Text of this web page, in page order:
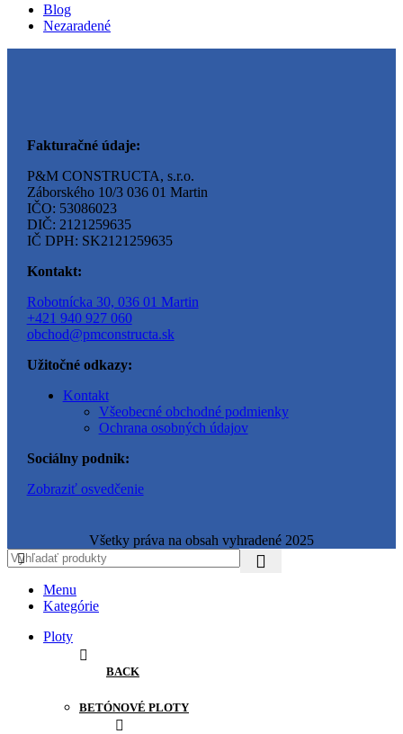
Blog
Nezaradené
Fakturačné údaje:
P&M CONSTRUCTA, s.r.o.
Záborského 10/3 036 01 Martin
IČO: 53086023
DIČ: 2121259635
IČ DPH: SK2121259635
Kontakt:
Robotnícka 30, 036 01 Martin
+421 940 927 060
obchod@pmconstructa.sk
Užitočné odkazy:
Kontakt
Všeobecné obchodné podmienky
Ochrana osobných údajov
Sociálny podnik:
Zobraziť osvedčenie
Všetky práva na obsah vyhradené 2025
Menu
Kategórie
Ploty
BACK
BETÓNOVÉ PLOTY